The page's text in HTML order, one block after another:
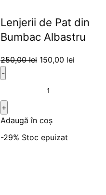
Lenjerii de Pat din
Bumbac Albastru
250,00lei 150,00 lei
Adaugă în coș
-29% Stoc epuizat